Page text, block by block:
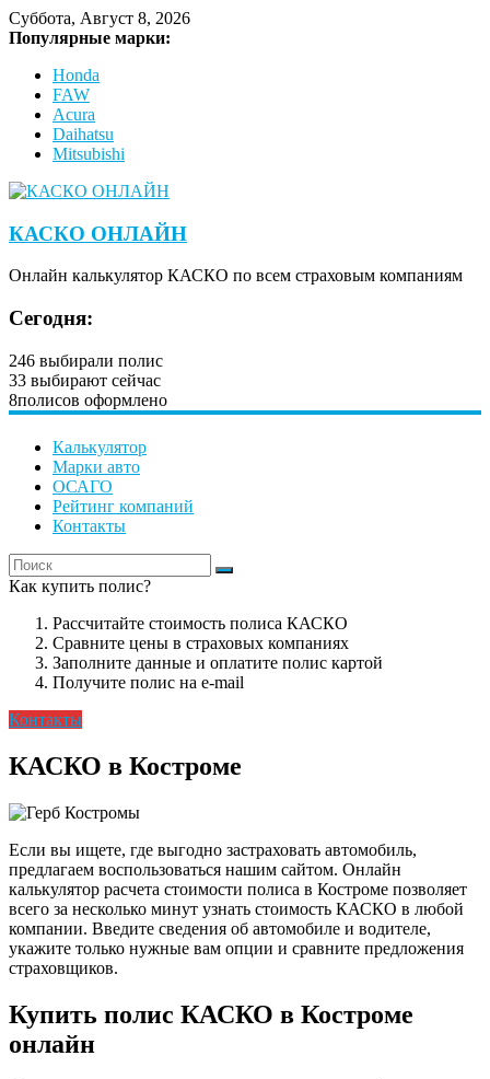
Суббота, Август 8, 2026
Популярные марки:
Honda
FAW
Acura
Daihatsu
Mitsubishi
КАСКО ОНЛАЙН
Онлайн калькулятор КАСКО по всем страховым компаниям
Сегодня:
246 выбирали полис
33 выбирают сейчас
8полисов оформлено
Калькулятор
Марки авто
ОСАГО
Рейтинг компаний
Контакты
Как купить полис?
Рассчитайте стоимость полиса КАСКО
Сравните цены в страховых компаниях
Заполните данные и оплатите полис картой
Получите полис на e-mail
Контакты
КАСКО в Костроме
Если вы ищете, где выгодно застраховать автомобиль,
предлагаем воспользоваться нашим сайтом. Онлайн
калькулятор расчета стоимости полиса в Костроме позволяет
всего за несколько минут узнать стоимость КАСКО в любой
компании. Введите сведения об автомобиле и водителе,
укажите только нужные вам опции и сравните предложения
страховщиков.
Купить полис КАСКО в Костроме
онлайн